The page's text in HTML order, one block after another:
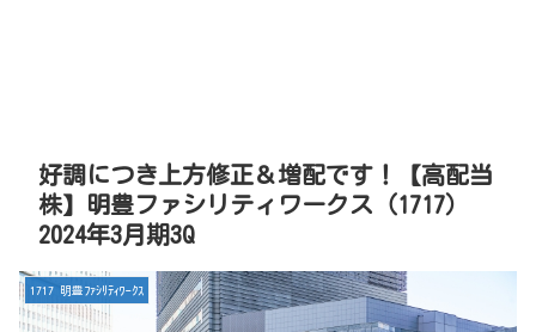
好調につき上方修正＆増配です！【高配当
株】明豊ファシリティワークス（1717）
2024年3月期3Q
1717 明豊ﾌｧｼﾘﾃｨﾜｰｸｽ